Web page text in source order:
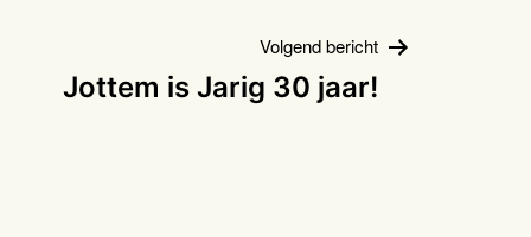
Volgend bericht
Jottem is Jarig 30 jaar!